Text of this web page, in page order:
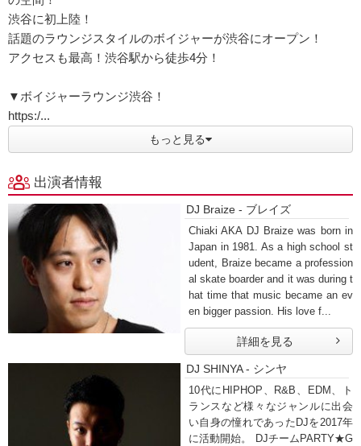
渋谷に初上陸！
話題のラウンジスタイルのボイジャーが渋谷にオープン！
アクセスも最高！渋谷駅から徒歩4分！
▼ボイジャーラウンジ渋谷！
https:/...
もっと見る
出演者情報
DJ Braize - ブレイズ
Chiaki AKA DJ Braize was born in
Japan in 1981. As a high school st
udent, Braize became a profession
al skate boarder and it was during t
hat time that music became an ev
en bigger passion. His love f...
詳細を見る
DJ SHINYA - シンヤ
10代にHIPHOP、R&B、EDM、ト
ランスなど様々なジャンルに出会
い自身の憧れであったDJを2017年
に活動開始。 DJチームPARTY★G